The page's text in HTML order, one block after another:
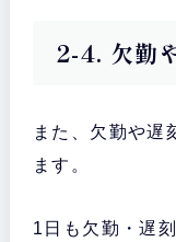
2-4. 欠勤
また、欠勤や遅
ます。
1日も欠勤・遅